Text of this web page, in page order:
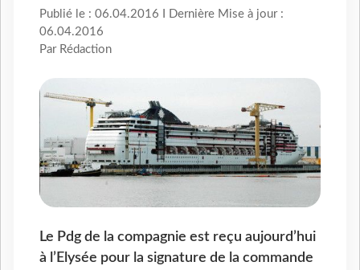
Publié le : 06.04.2016 I Dernière Mise à jour :
06.04.2016
Par Rédaction
Le Pdg de la compagnie est reçu aujourd’hui
à l’Elysée pour la signature de la commande